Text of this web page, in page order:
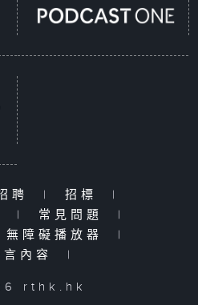
聘 | 招標
|
| 常見問題
|
無障礙播放器
|
言內容
|
rthk.hk